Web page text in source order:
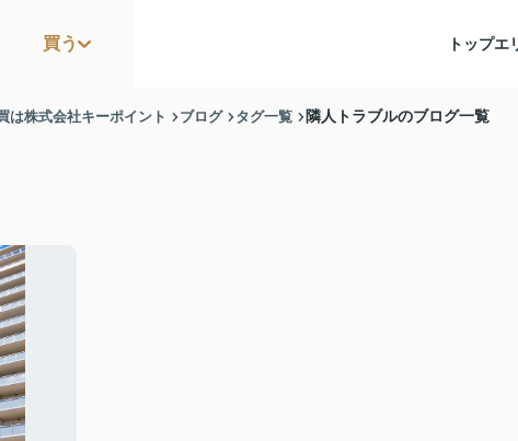
買う トップエ
は株式会社キーポイント ブログ タグ一覧 隣人トラブルのブログ一覧